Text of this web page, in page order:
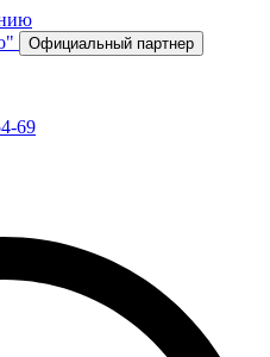
Официальный партнер
69